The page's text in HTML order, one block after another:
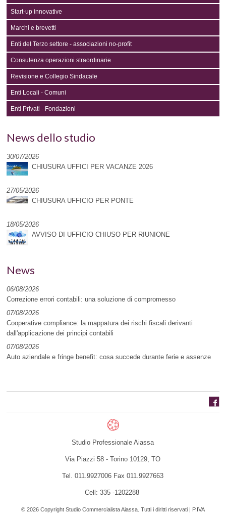
Start-up innovative
Marchi e brevetti
Enti del Terzo settore - associazioni no-profit
Consulenza operazioni straordinarie
Revisione e Collegio Sindacale
Enti Locali - Comuni
Enti Privati - Fondazioni
News dello studio
30/07/2026
CHIUSURA UFFICI PER VACANZE 2026
27/05/2026
CHIUSURA UFFICIO PER PONTE
18/05/2026
AVVISO DI UFFICIO CHIUSO PER RIUNIONE
News
06/08/2026
Correzione errori contabili: una soluzione di compromesso
07/08/2026
Cooperative compliance: la mappatura dei rischi fiscali derivanti
dall'applicazione dei principi contabili
07/08/2026
Auto aziendale e fringe benefit: cosa succede durante ferie e assenze
Studio Professionale Aiassa
Via Piazzi 58 -Torino 10129,TO
Tel.011.9927006 Fax011.9927663
Cell: 335 -1202288
© 2026 Copyright Studio Commercialista Aiassa. Tutti i diritti riservati | P.IVA